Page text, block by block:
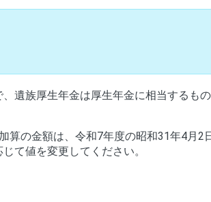
遺族厚生年金は厚生年金に相当するも
算の金額は、令和7年度の昭和31年4月2
て値を変更してください。